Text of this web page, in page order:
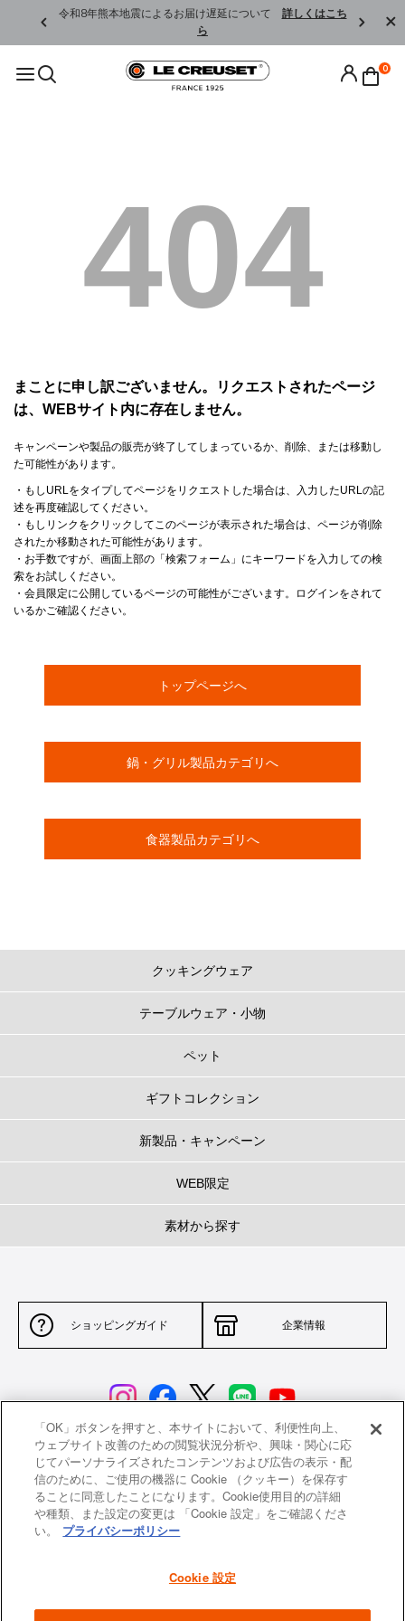
令和8年熊本地震によるお届け遅延について 詳しくはこち
ら
0
404
まことに申し訳ございません。リクエストされたページ
は、WEBサイト内に存在しません。
キャンペーンや製品の販売が終了してしまっているか、削除、または移動し
た可能性があります。
・もしURLをタイプしてページをリクエストした場合は、入力したURLの記
述を再度確認してください。
・もしリンクをクリックしてこのページが表示された場合は、ページが削除
されたか移動された可能性があります。
・お手数ですが、画面上部の「検索フォーム」にキーワードを入力しての検
索をお試しください。
・会員限定に公開しているページの可能性がございます。ログインをされて
いるかご確認ください。
トップページへ
鍋・グリル製品カテゴリへ
食器製品カテゴリへ
クッキングウェア
テーブルウェア・小物
ペット
ギフトコレクション
新製品・キャンペーン
WEB限定
素材から探す
ショッピングガイド 企業情報
サイトポリシー 特定商取引法に基づく表示
並行輸入品について 個人情報保護方針
返品について
よくあるご質問 お問い合わせ
「OK」ボタンを押すと、本サイトにおいて、利便性向上、
ウェブサイト改善のための閲覧状況分析や、興味・関心に応
じてパーソナライズされたコンテンツおよび広告の表示・配
信のために、ご使用の機器に Cookie （クッキー）を保存す
ることに同意したことになります。Cookie使用目的の詳細
や種類、また設定の変更は 「Cookie 設定」をご確認くださ
い。
プライバシーポリシー
Cookie 設定